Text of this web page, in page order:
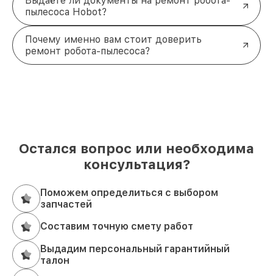
пылесоса Hobot?
Почему именно вам стоит доверить
ремонт робота-пылесоса?
Остался вопрос или необходима
консультация?
Поможем определиться с выбором
запчастей
Составим точную смету работ
Выдадим персональный гарантийный
талон